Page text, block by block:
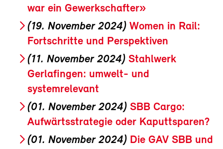
war ein Gewerkschafter»
(19. November 2024) Women in Rail:
Fortschritte und Perspektiven
(11. November 2024) Stahlwerk
Gerlafingen: umwelt- und
systemrelevant
(01. November 2024) SBB Cargo:
Aufwärtsstrategie oder Kaputtsparen?
(01. November 2024) Die GAV SBB und